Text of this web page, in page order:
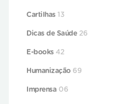
Cartilhas13
Dicas de Saúde 26
E-books 42
Humanização 69
Imprensa 06